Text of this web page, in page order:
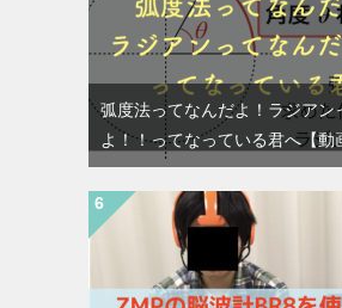
弧度法ってなんだよ！ラジアン
よ！！ってなっている君へ【動